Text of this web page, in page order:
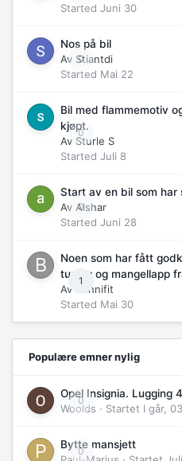
Started Juni 30
0
Nos på bil
Av Stiantdi
Started Mai 22
0
Bil med flammemotiv
kjøpt.
Av Sturle S
Started Juli 8
0
Start av en bil som har
Av Alshar
Started Juni 28
1
Noen som har fått
tuning og mangellapp
Av
Bennifit
Started Mai 30
Populære emner nylig
0
Opel Insignia. Lugging
Woolds · Startet I går,
0
Bytte mansjett